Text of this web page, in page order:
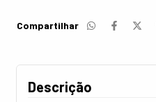
Compartilhar
Descrição